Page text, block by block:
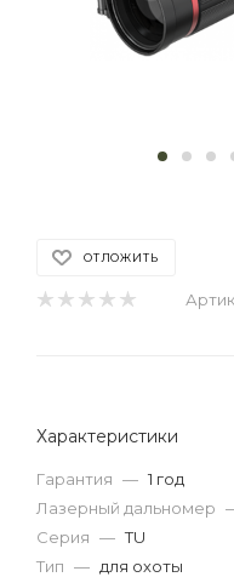
ОТЛОЖИТЬ
Характеристики
Гарантия — 1 год
Лазерный дальномер
Серия — TU
Тип — для охоты